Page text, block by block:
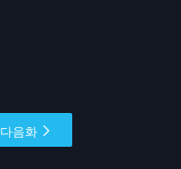
다음화